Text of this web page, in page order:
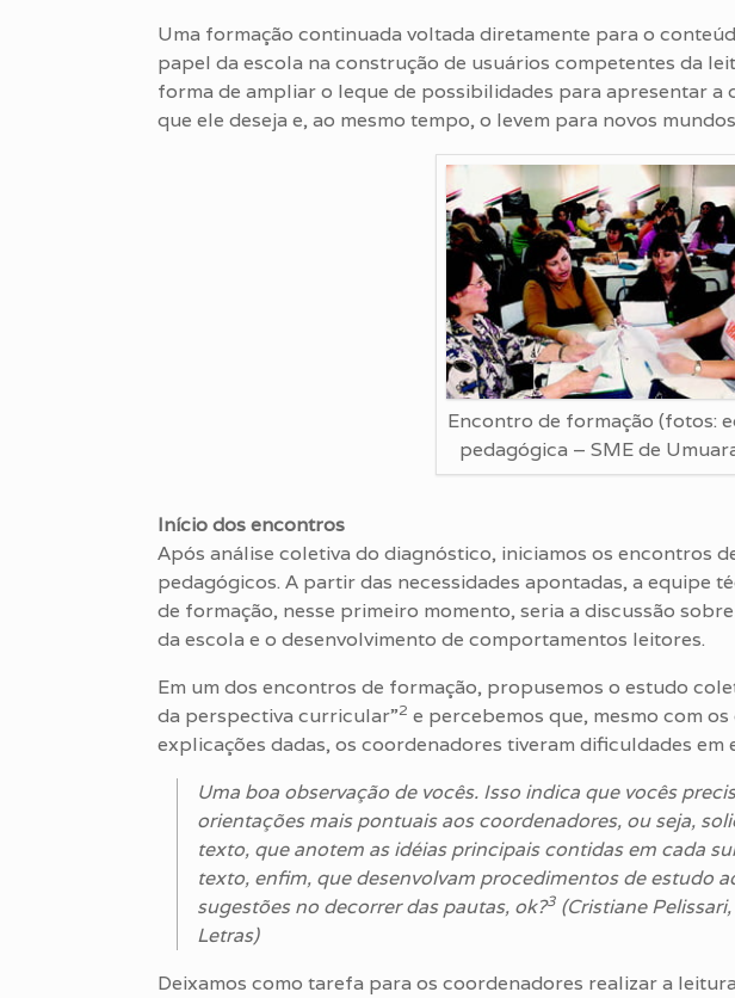
Uma formação continuada voltada diretamente para o
papel da escola na construção de usuários competentes da
forma de ampliar o leque de possibilidades para apresentar a
que ele deseja e, ao mesmo tempo, o levem para novos
Encontro de formação (fotos:
pedagógica – SME de
Início dos encontros
Após análise coletiva do diagnóstico, iniciamos os encontros
pedagógicos. A partir das necessidades apontadas, a equipe
de formação, nesse primeiro momento, seria a discussão
da escola e o desenvolvimento de comportamentos leitores.
Em um dos encontros de formação, propusemos o estudo
da perspectiva curricular”2 e percebemos que, mesmo com
explicações dadas, os coordenadores tiveram dificuldades em
Uma boa observação de vocês. Isso indica que vocês
orientações mais pontuais aos coordenadores, ou seja,
texto, que anotem as idéias principais contidas em cada
texto, enfim, que desenvolvam procedimentos de estudo
sugestões no decorrer das pautas, ok?3 (Cristiane
Letras)
Deixamos como tarefa para os coordenadores realizar a